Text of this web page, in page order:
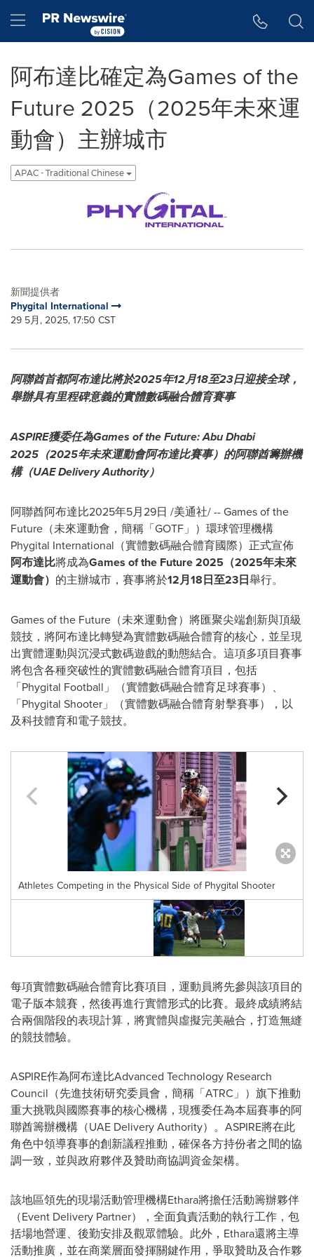
Hamburger menu
阿布達比確定為Games of the
Future 2025（2025年未來運
動會）主辦城市
APAC - Traditional Chinese
新聞提供者
Phygital International
29 5月, 2025, 17:50 CST
阿聯酋首都阿布達比將於2025年12月18至23日迎接全球，
舉辦具有里程碑意義的實體數碼融合體育賽事
ASPIRE獲委任為Games of the Future:Abu Dhabi
2025（2025年未來運動會阿布達比賽事）的阿聯酋籌辦機
構（UAE Delivery Authority）
阿聯酋阿布達比2025年5月29日 /美通社/ -- Games of the
Future（未來運動會，簡稱「GOTF」）環球管理機構
Phygital International（實體數碼融合體育國際）正式宣佈
阿布達比將成為Games of the Future 2025（2025年未來
運動會） 的主辦城市，賽事將於12月18日至23日舉行。
Games of the Future（未來運動會）將匯聚尖端創新與頂級
競技，將阿布達比轉變為實體數碼融合體育的核心，並呈現
出實體運動與沉浸式數碼遊戲的動態結合。這項多項目賽事
將包含各種突破性的實體數碼融合體育項目，包括
「Phygital Football」（實體數碼融合體育足球賽事）、
「Phygital Shooter」（實體數碼融合體育射擊賽事），以
及科技體育和電子競技。
Athletes Competing in the Physical Side of Phygital Shooter
每項實體數碼融合體育比賽項目，運動員將先參與該項目的
電子版本競賽，然後再進行實體形式的比賽。最終成績將結
合兩個階段的表現計算，將實體與虛擬完美融合，打造無縫
的競技體驗。
ASPIRE作為阿布達比Advanced Technology Research
Council（先進技術研究委員會，簡稱「ATRC」）旗下推動
重大挑戰與國際賽事的核心機構，現獲委任為本屆賽事的阿
聯酋籌辦機構（UAE Delivery Authority）。ASPIRE將在此
角色中領導賽事的創新議程推動，確保各方持份者之間的協
調一致，並與政府夥伴及贊助商協調資金架構。
該地區領先的現場活動管理機構Ethara將擔任活動籌辦夥伴
（Event Delivery Partner），全面負責活動的執行工作，包
括場地營運、後勤安排及觀眾體驗。此外，Ethara還將主導
活動推廣，並在商業層面發揮關鍵作用，爭取贊助及合作夥